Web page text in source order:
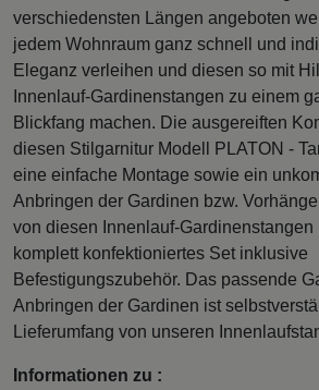
verschiedensten Längen angeboten
jedem Wohnraum ganz schnell und
Eleganz verleihen und diesen so mit
Innenlauf-Gardinenstangen zu einem
Blickfang machen. Die ausgereiften
diesen Stilgarnitur Modell PLATON -
eine einfache Montage sowie ein
Anbringen der Gardinen bzw.
von diesen Innenlauf-Gardinenstangen
komplett konfektioniertes Set inklusive
Befestigungszubehör. Das passende
Anbringen der Gardinen ist
Lieferumfang von unseren
Informationen zu :